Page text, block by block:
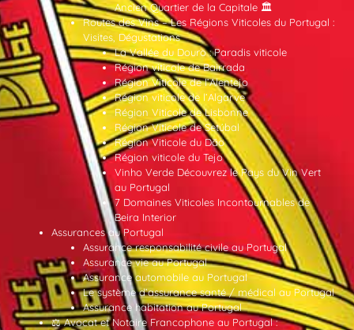
Ancien Quartier de la Capitale 🏛️
Routes des Vins – Les Régions Viticoles du Portugal :
Visites, Dégustations
La Vallée du Douro : Paradis viticole
Région viticole de Bairrada
Région Viticole de l’Alentejo
Région viticole de l’Algarve
Région Viticole de Lisbonne
Région Viticole de Setúbal
Région Viticole du Dão
Région viticole du Tejo
Vinho Verde Découvrez le Pays du Vin Vert
au Portugal
7 Domaines Viticoles Incontournables de
Beira Interior
Assurances au Portugal
Assurance responsabilité civile au Portugal
Assurance vie au Portugal
Assurance automobile au Portugal
Le système d’assurance santé / médical au Portugal
Assurance habitation au Portugal
⚖️ Avocat et Notaire Francophone au Portugal :